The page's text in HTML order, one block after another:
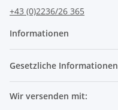
+43 (0)2236/26 365
Informationen
Gesetzliche Informationen
Wir versenden mit: